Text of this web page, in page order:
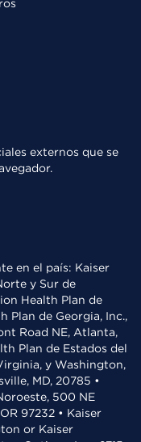
externos que se
en el país: Kaiser
y Sur de
Health Plan de
Plan de Georgia, Inc.,
Road NE, Atlanta,
Plan de Estados del
y Washington,
MD, 20785 •
500 NE
97232 • Kaiser
or Kaiser